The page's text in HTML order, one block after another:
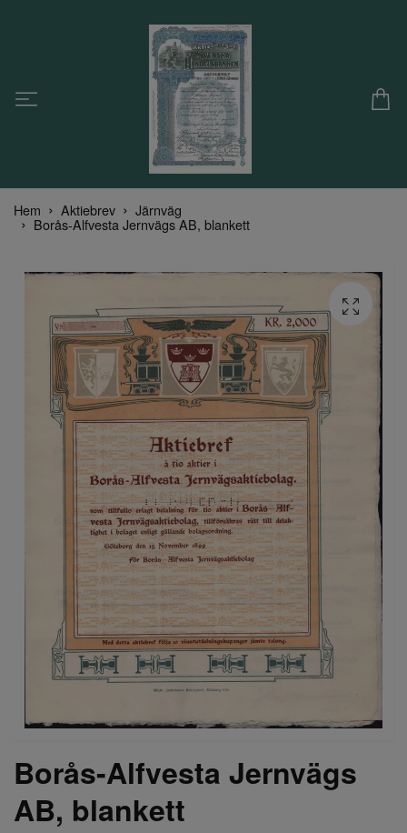
Hem Aktiebrev Järnväg
Borås-Alfvesta Jernvägs AB, blankett
Borås-Alfvesta Jernvägs
AB, blankett